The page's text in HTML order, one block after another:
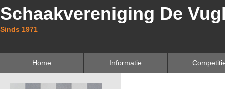
Schaakvereniging De
Sinds 1971
Home Informatie